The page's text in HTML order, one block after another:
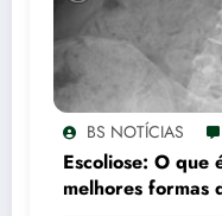
BS NOTÍCIAS
Escoliose: O que
melhores formas